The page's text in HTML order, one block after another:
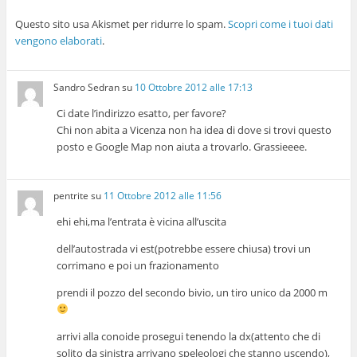
Questo sito usa Akismet per ridurre lo spam.Scopri come i tuoi dati
vengono elaborati.
Sandro Sedransu 10 Ottobre 2012 alle 17:13
Ci date l’indirizzo esatto, per favore?
Chi non abita a Vicenza non ha idea di dove si trovi questo
posto e Google Map non aiuta a trovarlo. Grassieeee.
pentrite su 11 Ottobre 2012 alle 11:56
ehi ehi,ma l’entrata è vicina all’uscita
dell’autostrada vi est(potrebbe essere chiusa) trovi un
corrimano e poi un frazionamento
prendi il pozzo del secondo bivio, un tiro unico da 2000 m
arrivi alla conoide prosegui tenendo la dx(attento che di
solito da sinistra arrivano speleologi che stanno uscendo),